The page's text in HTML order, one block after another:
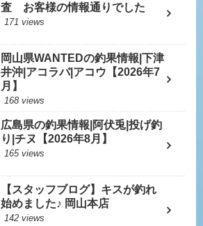
査 お客様の情報通りでした
171 views
岡山県WANTEDの釣果情報|下津
井沖|アコラバ|アコウ【2026年7
月】
168 views
広島県の釣果情報|阿伏兎|投げ釣
り|チヌ【2026年8月】
165 views
【スタッフブログ】キスが釣れ
始めました♪ 岡山本店
142 views